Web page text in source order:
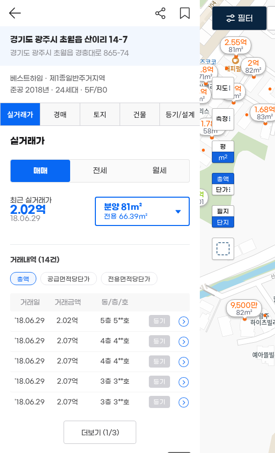
2억
82m²
1.78억
58m²
2.55억
81m²
9,500만
82m²
1.73억
58m²
4.4억
'25. 01
1.9억
82m²
1.68억
83m²
1.8억
71m²
지도
측정
평
m2
총액
단가
필지
단지
필터
경기도 광주시 초월읍 산이리 14-7
경기도 광주시 초월읍 경충대로 865-74
베스트하임 · 제1종일반주거지역
준공 2018년 · 24세대 · 5F/B0
실거래가 경매 토지 건물 등기/설계
실거래가
매매 전세 월세
최근 실거래가
2.02억
18.06.29
분양81m²
전용 66.39m²
거래내역 (14건)
총액 공급면적당단가 전용면적당단가
거래일 거래금액 동/층/호
'18.06.29 2.02억 5층 5**호 등기
'18.06.29 2.07억 4층 4**호 등기
'18.06.29 2.07억 4층 4**호 등기
'18.06.29 2.07억 3층 3**호 등기
'18.06.29 2.07억 3층 3**호 등기
더보기 (1/3)